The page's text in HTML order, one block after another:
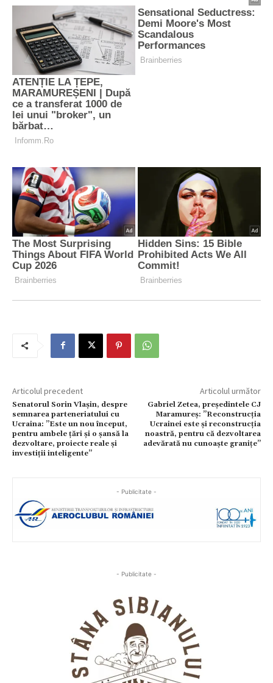
Articolul precedent
Senatorul Sorin Vlașin, despre
semnarea parteneriatului cu
Ucraina: ”Este un nou început,
pentru ambele țări și o șansă la
dezvoltare, proiecte reale și
investiții inteligente”
Articolul următor
Gabriel Zetea, președintele CJ
Maramureș: ”Reconstrucția
Ucrainei este și reconstrucția
noastră, pentru că dezvoltarea
adevărată nu cunoaște granițe”
- Publicitate -
- Publicitate -